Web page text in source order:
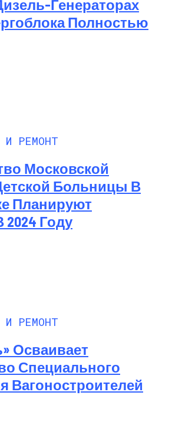
Генераторах
Полностью
И РЕМОНТ
Московской
Больницы В
Планируют
Году
И РЕМОНТ
Осваивает
Специального
Вагоностроителей